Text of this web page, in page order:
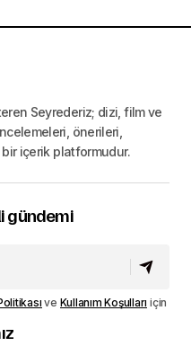
Seyrederiz; dizi, film ve
önerileri,
içerik platformudur.
gündemi
ve Kullanım Koşulları için